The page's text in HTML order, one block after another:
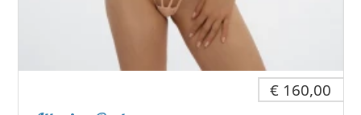
€ 160,00